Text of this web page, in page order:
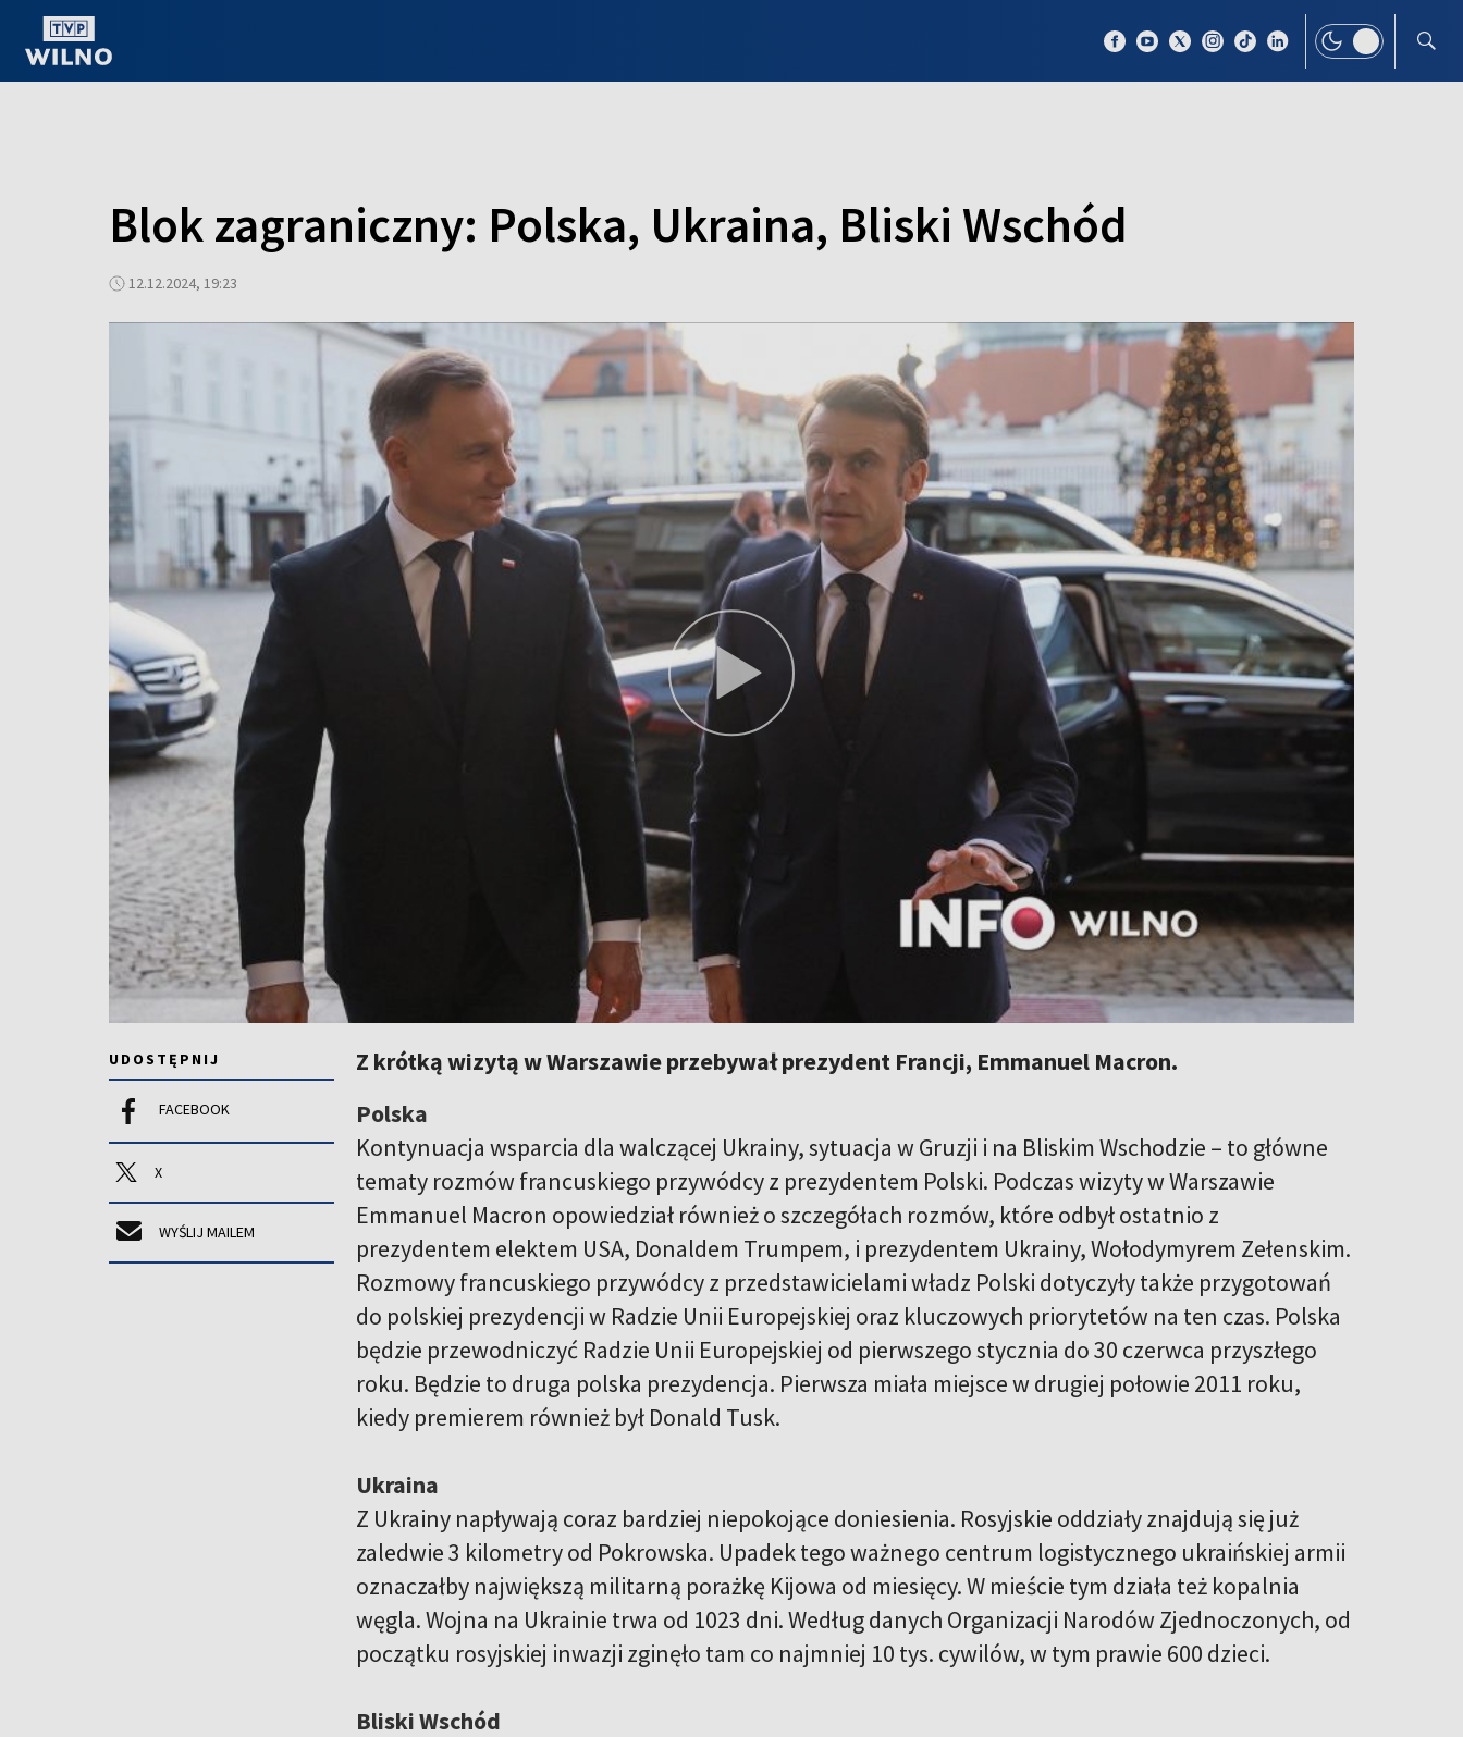
Blok zagraniczny: Polska, Ukraina, Bliski Wschód
12.12.2024, 19:23
UDOSTĘPNIJ
FACEBOOK
X
WYŚLIJ MAILEM
Z krótką wizytą w Warszawie przebywał prezydent Francji, Emmanuel Macron.
Polska
Kontynuacja wsparcia dla walczącej Ukrainy, sytuacja w Gruzji i na Bliskim Wschodzie – to główne
tematy rozmów francuskiego przywódcy z prezydentem Polski. Podczas wizyty w Warszawie
Emmanuel Macron opowiedział również o szczegółach rozmów, które odbył ostatnio z
prezydentem elektem USA, Donaldem Trumpem, i prezydentem Ukrainy, Wołodymyrem Zełenskim.
Rozmowy francuskiego przywódcy z przedstawicielami władz Polski dotyczyły także przygotowań
do polskiej prezydencji w Radzie Unii Europejskiej oraz kluczowych priorytetów na ten czas. Polska
będzie przewodniczyć Radzie Unii Europejskiej od pierwszego stycznia do 30 czerwca przyszłego
roku. Będzie to druga polska prezydencja. Pierwsza miała miejsce w drugiej połowie 2011 roku,
kiedy premierem również był Donald Tusk.
Ukraina
Z Ukrainy napływają coraz bardziej niepokojące doniesienia. Rosyjskie oddziały znajdują się już
zaledwie 3 kilometry od Pokrowska. Upadek tego ważnego centrum logistycznego ukraińskiej armii
oznaczałby największą militarną porażkę Kijowa od miesięcy. W mieście tym działa też kopalnia
węgla. Wojna na Ukrainie trwa od 1023 dni. Według danych Organizacji Narodów Zjednoczonych, od
początku rosyjskiej inwazji zginęło tam co najmniej 10 tys. cywilów, w tym prawie 600 dzieci.
Bliski Wschód